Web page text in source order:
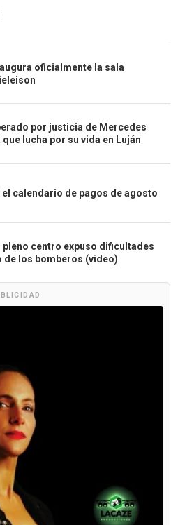
oficialmente la sala
por justicia de Mercedes
lucha por su vida en Luján
el calendario de pagos de agosto
pleno centro expuso dificultades
de los bomberos (video)